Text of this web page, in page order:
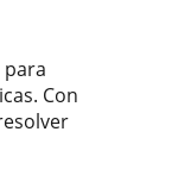
para
Con